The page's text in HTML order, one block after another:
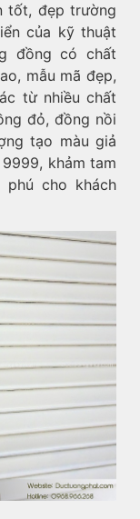
tốt, đẹp trường
của kỹ thuật
đồng có chất
mẫu mã đẹp,
từ nhiều chất
đỏ, đồng nồi
tạo màu giả
khảm tam
cho khách